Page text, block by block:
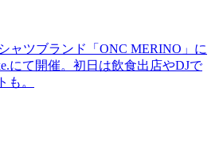
ャツブランド「ONC MERINO」に
にて開催。初日は飲食出店やDJで
も。